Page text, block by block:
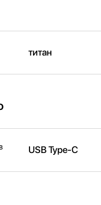
титан
USB Type-C